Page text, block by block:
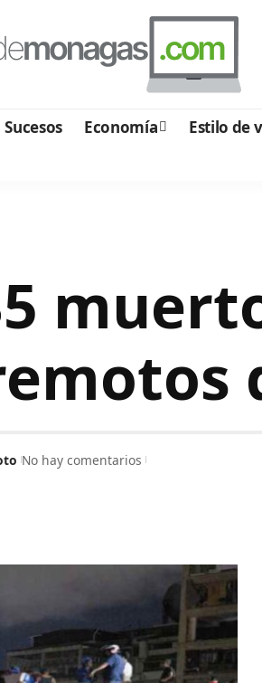
Sucesos Economía Estilo de
No hay comentarios